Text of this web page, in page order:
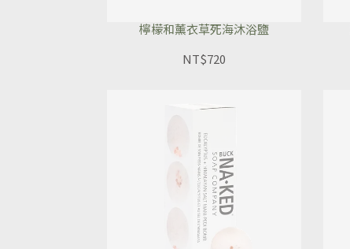
檸檬和薰衣草死海沐浴鹽
NT$720